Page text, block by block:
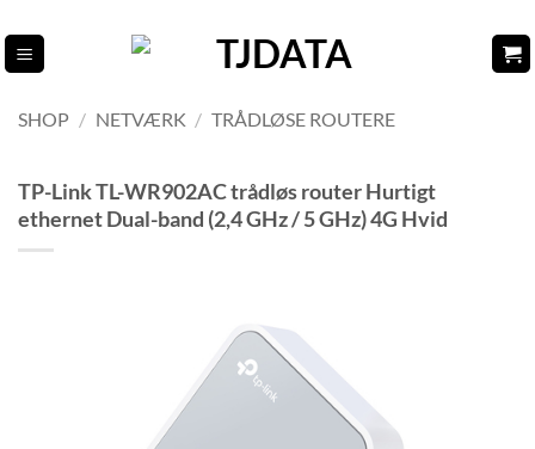
til
indhold
SHOP / NETVÆRK / TRÅDLØSE ROUTERE
TP-Link TL-WR902AC trådløs router Hurtigt
ethernet Dual-band (2,4 GHz / 5 GHz) 4G Hvid